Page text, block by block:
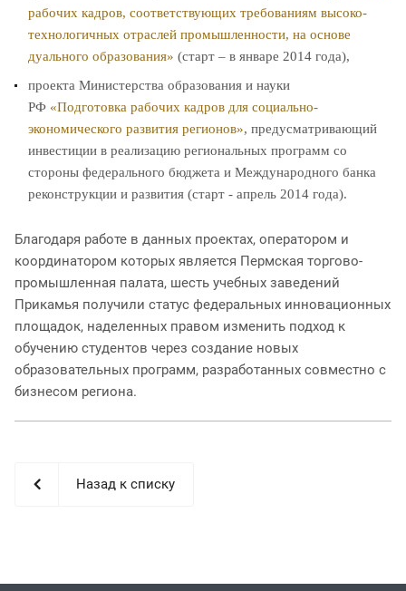
рабочих кадров, соответствующих требованиям высоко-
технологичных отраслей промышленности, на основе
дуального образования» (старт – в январе 2014 года),
проекта Министерства образования и науки
РФ «Подготовка рабочих кадров для социально-
экономического развития регионов», предусматривающий
инвестиции в реализацию региональных программ со
стороны федерального бюджета и Международного банка
реконструкции и развития (старт - апрель 2014 года).
Благодаря работе в данных проектах, оператором и
координатором которых является Пермская торгово-
промышленная палата, шесть учебных заведений
Прикамья получили статус федеральных инновационных
площадок, наделенных правом изменить подход к
обучению студентов через создание новых
образовательных программ, разработанных совместно с
бизнесом региона.
Назад к списку